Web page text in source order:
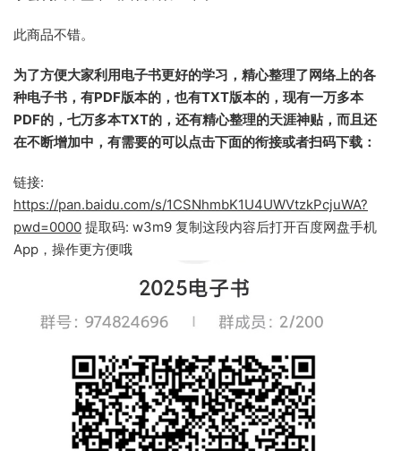
此商品不错。
为了方便大家利用电子书更好的学习，精心整理了网络上的各
种电子书，有PDF版本的，也有TXT版本的，现有一万多本
PDF的，七万多本TXT的，还有精心整理的天涯神贴，而且还
在不断增加中，有需要的可以点击下面的衔接或者扫码下载：
链接:
https://pan.baidu.com/s/1CSNhmbK1U4UWVtzkPcjuWA?
pwd=0000 提取码: w3m9 复制这段内容后打开百度网盘手机
App，操作更方便哦